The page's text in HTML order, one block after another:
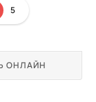
ОНЛАЙН
5